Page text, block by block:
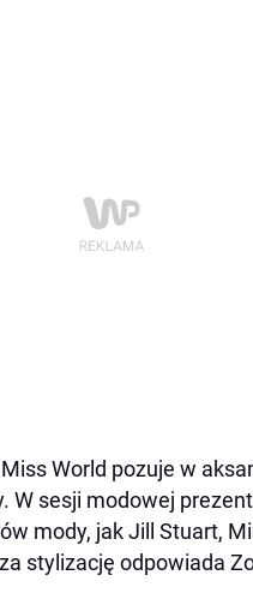
World pozuje w
W sesji modowej
mody, jak Jill Stuart,
stylizację odpowiada